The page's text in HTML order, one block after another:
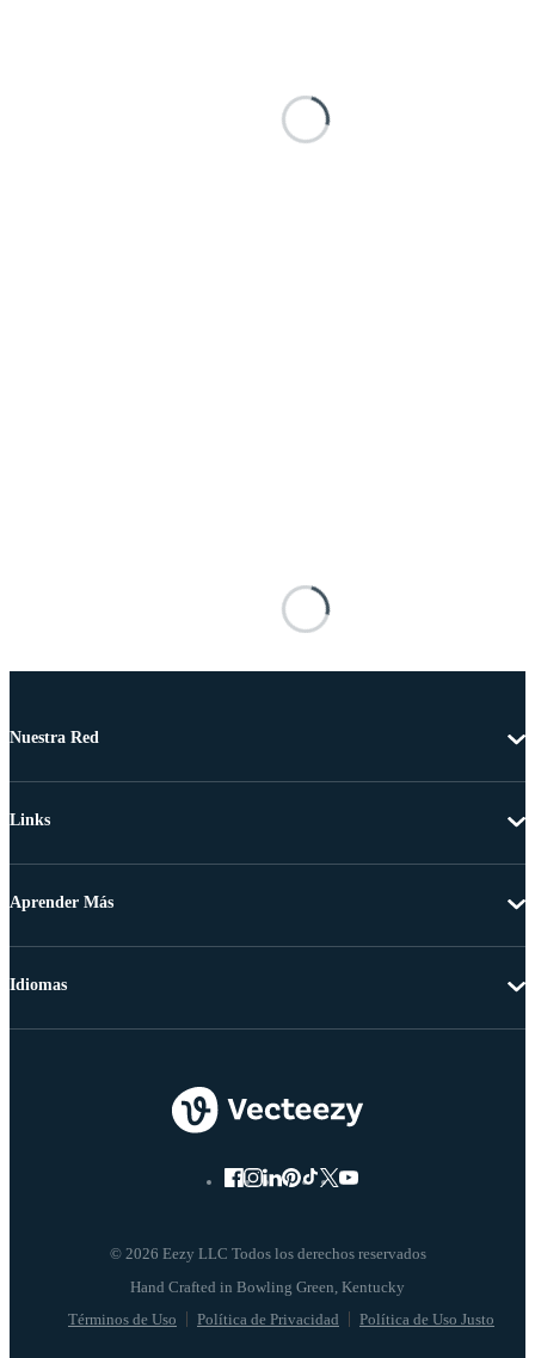
Nuestra Red
Links
Aprender Más
© 2026 Eezy LLC Todos los derechos reservados
Términos de Uso Política de Privacidad Política de Uso Justo
Idiomas